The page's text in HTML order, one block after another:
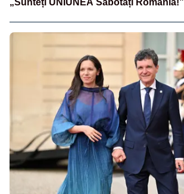
„Sunteți UNIUNEA Sabotați România!”